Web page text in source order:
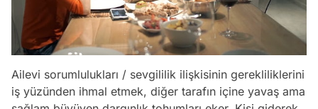
Ailevi sorumlulukları / sevgililik ilişkisinin gerekliliklerini
iş yüzünden ihmal etmek, diğer tarafın içine yavaş ama